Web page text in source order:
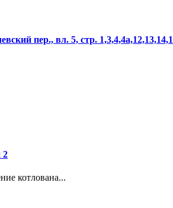
пер., вл. 5, стр.
2
котлована...